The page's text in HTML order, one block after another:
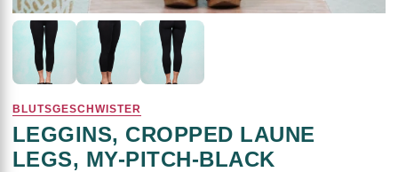
BLUTSGESCHWISTER
LEGGINS, CROPPED LAUNE
LEGS, MY-PITCH-BLACK